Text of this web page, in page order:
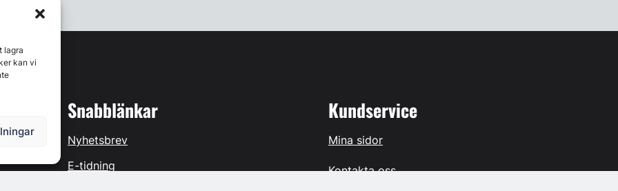
lagra
kan vi
Snabblänkar
Nyhetsbrev
E-tidning
Kundservice
Mina sidor
Kontakta oss